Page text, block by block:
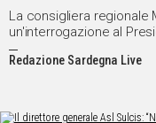
La consigliera regionale
un'interrogazione al
Sanità Doria
Redazione Sardegna Live